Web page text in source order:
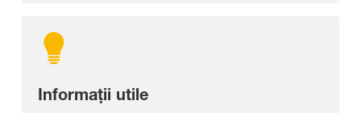
Informații utile